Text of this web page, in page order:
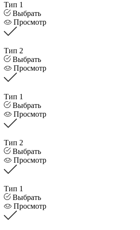
Тип 1
Выбрать
Просмотр
Тип 2
Выбрать
Просмотр
Тип 1
Выбрать
Просмотр
Тип 2
Выбрать
Просмотр
Тип 1
Выбрать
Просмотр